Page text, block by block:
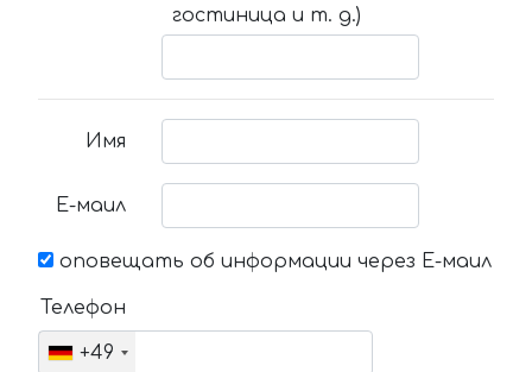
гостиница и т. д.)
Имя
Е-маил
оповещать об информации через Е-маил
Телефон
+49